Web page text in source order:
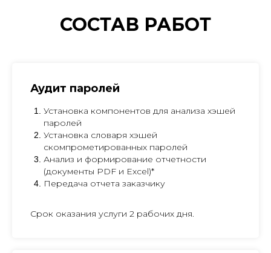
СОСТАВ РАБОТ
Аудит паролей
Установка компонентов для анализа хэшей
паролей
Установка словаря хэшей
скомпрометированных паролей
Анализ и формирование отчетности
(документы PDF и Excel)*
Передача отчета заказчику
Срок оказания услуги 2 рабочих дня.